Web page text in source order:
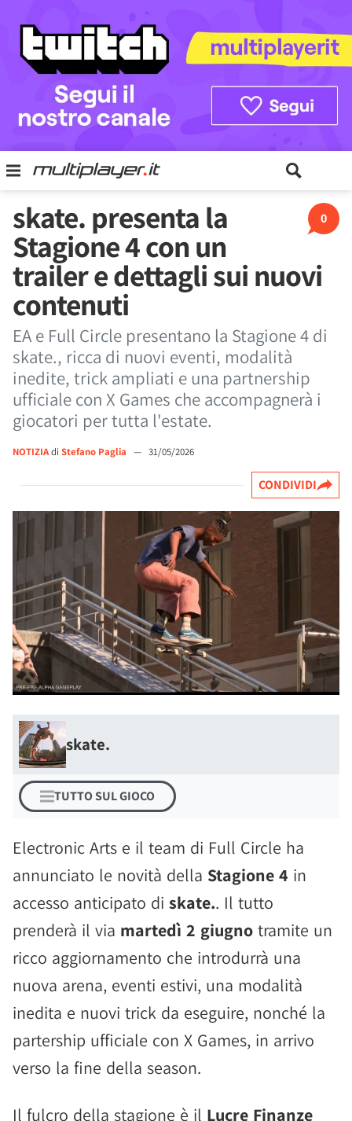
0
skate. presenta la
Stagione 4 con un
trailer e dettagli sui nuovi
contenuti
EA e Full Circle presentano la Stagione 4 di
skate., ricca di nuovi eventi, modalità
inedite, trick ampliati e una partnership
ufficiale con X Games che accompagnerà i
giocatori per tutta l'estate.
NOTIZIAdi Stefano Paglia — 31/05/2026
CONDIVIDI
skate.
TUTTO SUL GIOCO
Electronic Arts e il team di Full Circle ha
annunciato le novità della Stagione 4 in
accesso anticipato di skate.. Il tutto
prenderà il via martedì 2 giugno tramite un
ricco aggiornamento che introdurrà una
nuova arena, eventi estivi, una modalità
inedita e nuovi trick da eseguire, nonché la
partership ufficiale con X Games, in arrivo
verso la fine della season.
Il fulcro della stagione è il Lucre Finanze